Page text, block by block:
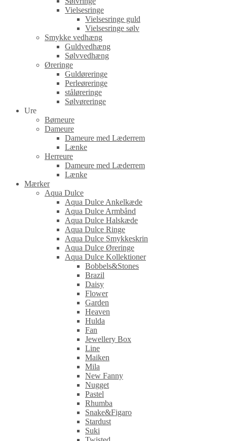
Vielsesringe
Vielsesringe guld
Vielsesringe sølv
Smykke vedhæng
Guldvedhæng
Sølvvedhæng
Øreringe
Guldøreringe
Perleøreringe
ståløreringe
Sølvøreringe
Ure
Børneure
Dameure
Dameure med Læderrem
Lænke
Herreure
Dameure med Læderrem
Lænke
Mærker
Aqua Dulce
Aqua Dulce Ankelkæde
Aqua Dulce Armbånd
Aqua Dulce Halskæde
Aqua Dulce Ringe
Aqua Dulce Smykkeskrin
Aqua Dulce Øreringe
Aqua Dulce Kollektioner
Bobbels&Stones
Brazil
Daisy
Flower
Garden
Heaven
Hulda
Fan
Jewellery Box
Line
Maiken
Mila
New Fanny
Nugget
Pastel
Rhumba
Snake&Figaro
Stardust
Suki